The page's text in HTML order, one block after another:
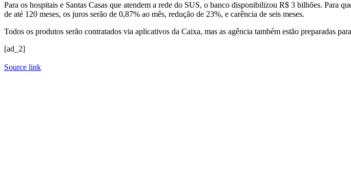
Para os hospitais e Santas Casas que atendem a rede do SUS, o banco disponibilizou R$ 3 bilhões. Para
de até 120 meses, os juros serão de 0,87% ao mês, redução de 23%, e carência de seis meses.
Todos os produtos serão contratados via aplicativos da Caixa, mas as agência também estão preparadas
[ad_2]
Source link